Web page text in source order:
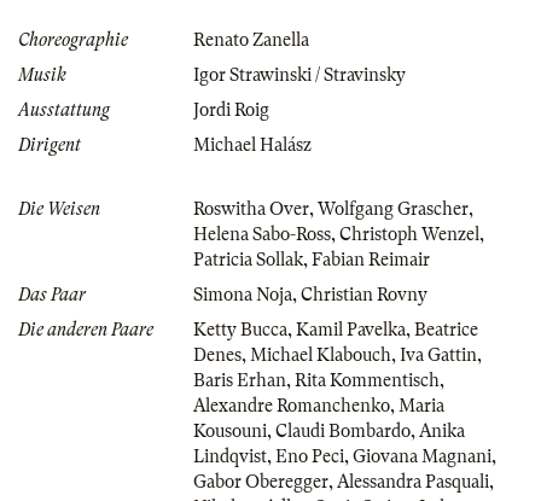
Choreographie
Renato Zanella
Musik
Igor Strawinski / Stravinsky
Ausstattung
Jordi Roig
Dirigent
Michael Halász
Die Weisen Roswitha Over, Wolfgang Grascher,
Helena Sabo-Ross, Christoph Wenzel ,
Patricia Sollak, Fabian Reimair
Das Paar
Simona Noja, Christian Rovny
Die anderen Paare
Ketty Bucca, Kamil Pavelka, Beatrice
Denes, Michael Klabouch, Iva Gattin,
Baris Erhan, Rita Kommentisch,
Alexandre Romanchenko, Maria
Kousouni, Claudi Bombardo, Anika
Lindqvist, Eno Peci, Giovana Magnani,
Gabor Oberegger, Alessandra Pasquali,